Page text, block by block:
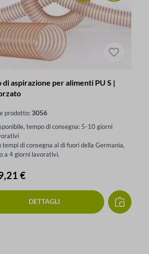
di aspirazione per alimenti PU S |
prodotto:3056
tempo di consegna: 5-10 giorni
tempi di consegna al di fuori della Germania,
a 4 giorni lavorativi.
normale:
€
DETTAGLI